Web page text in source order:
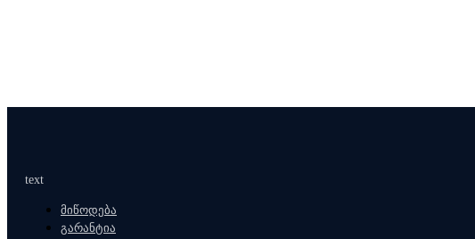
text
მიწოდება
გარანტია